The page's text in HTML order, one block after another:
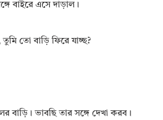
বাইরে এসে দাড়াল।
তো বাড়ি ফিরে যাচ্ছ?
বাড়ি। ভাবছি তার সঙ্গে দেখা করব।